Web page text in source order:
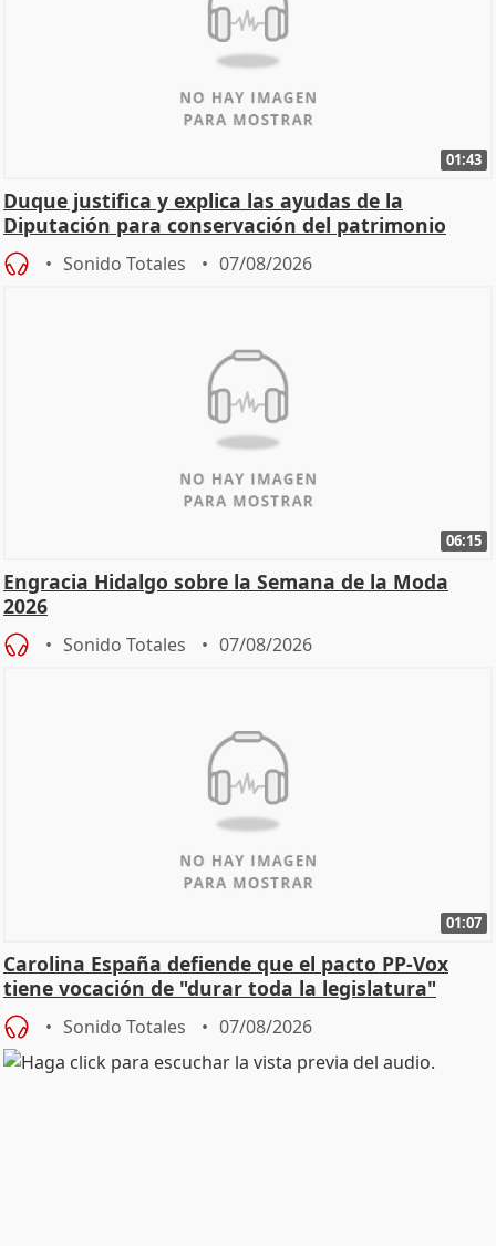
01:43
Duque justifica y explica las ayudas de la
Diputación para conservación del patrimonio
Sonido Totales 07/08/2026
06:15
Engracia Hidalgo sobre la Semana de la Moda
2026
Sonido Totales 07/08/2026
01:07
Carolina España defiende que el pacto PP-Vox
tiene vocación de "durar toda la legislatura"
Sonido Totales 07/08/2026